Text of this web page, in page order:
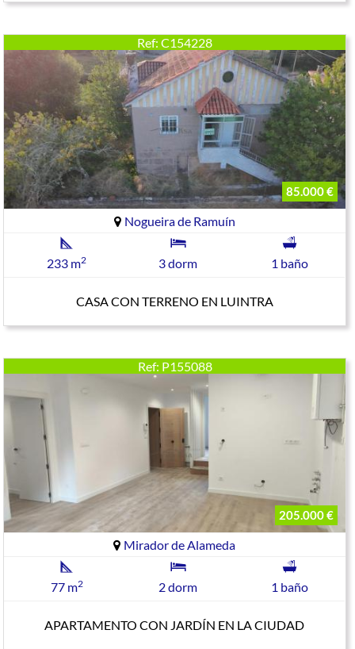
Ref: C154228
85.000 €
Nogueira de Ramuín
233 m2 3 dorm 1 baño
CASA CON TERRENO EN LUINTRA
Ref: P155088
205.000 €
Mirador de Alameda
77 m2 2 dorm 1 baño
APARTAMENTO CON JARDÍN EN LA CIUDAD